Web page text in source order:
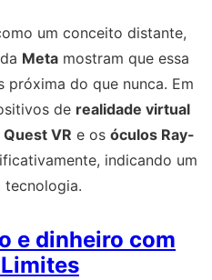
um conceito distante,
Meta mostram que essa
do que nunca. Em
de realidade virtual
Quest VR e os óculos Ray-
indicando um
tecnologia.
e dinheiro com